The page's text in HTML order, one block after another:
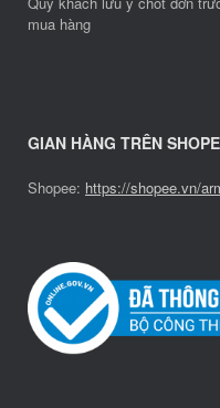
mua hàng
GIAN HÀNG TRÊN
Shopee: https://shopee.vn/